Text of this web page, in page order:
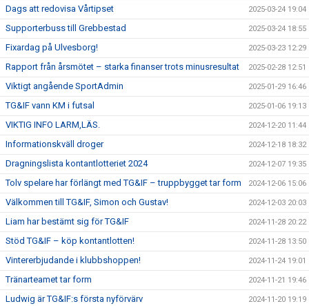
Dags att redovisa Vårtipset 2025-03-24 19:04
Supporterbuss till Grebbestad 2025-03-24 18:55
Fixardag på Ulvesborg! 2025-03-23 12:29
Rapport från årsmötet – starka finanser trots minusresultat 2025-02-28 12:51
Viktigt angående SportAdmin 2025-01-29 16:46
TG&IF vann KM i futsal 2025-01-06 19:13
VIKTIG INFO LARM,LÄS. 2024-12-20 11:44
Informationskväll droger 2024-12-18 18:32
Dragningslista kontantlotteriet 2024 2024-12-07 19:35
Tolv spelare har förlängt med TG&IF – truppbygget tar form 2024-12-06 15:06
Välkommen till TG&IF, Simon och Gustav! 2024-12-03 20:03
Liam har bestämt sig för TG&IF 2024-11-28 20:22
Stöd TG&IF – köp kontantlotten! 2024-11-28 13:50
Vintererbjudande i klubbshoppen! 2024-11-24 19:01
Tränarteamet tar form 2024-11-21 19:46
Ludwig är TG&IF:s första nyförvärv 2024-11-20 19:19